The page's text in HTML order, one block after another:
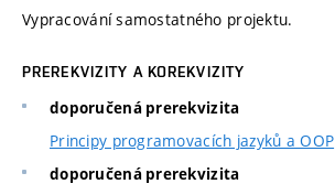
Vypracování samostatného projektu.
PREREKVIZITY A KOREKVIZITY
doporučená prerekvizita
Principy programovacích jazyků a OOP
doporučená prerekvizita